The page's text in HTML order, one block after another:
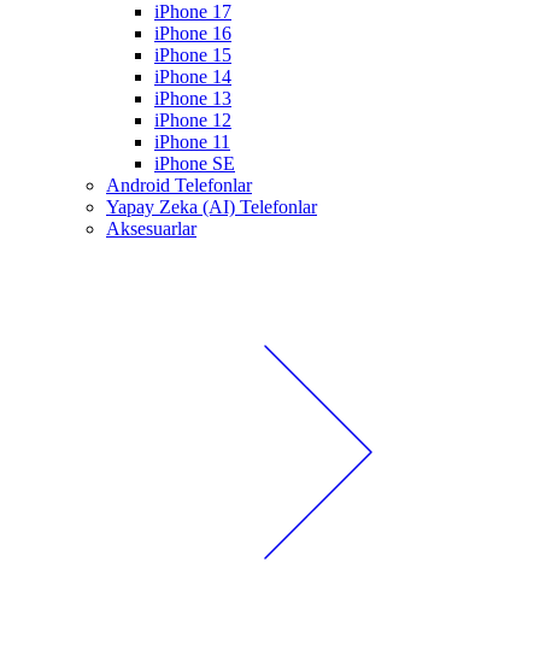
iPhone 17
iPhone 16
iPhone 15
iPhone 14
iPhone 13
iPhone 12
iPhone 11
iPhone SE
Android Telefonlar
Yapay Zeka (AI) Telefonlar
Aksesuarlar